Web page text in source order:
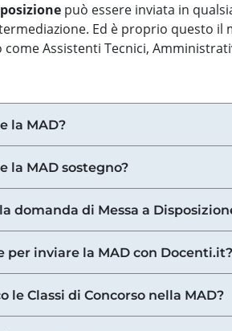
può essere inviata in
Ed è proprio questo
come Assistenti Tecnici,
la MAD?
la MAD sostegno?
domanda di Messa a
per inviare la MAD con Docenti.it?
le Classi di Concorso nella MAD?